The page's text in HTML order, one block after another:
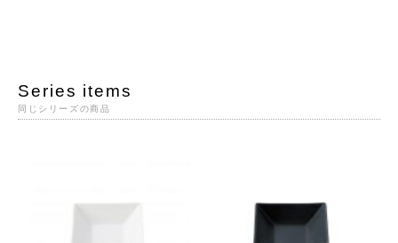
Series items
同じシリーズの商品